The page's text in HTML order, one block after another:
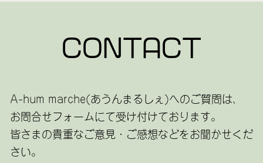
CONTACT
A-hum marche(あうんまるしぇ)へのご質問は、
お問合せフォームにて受け付けております。
皆さまの貴重なご意見・ご感想などをお聞かせくだ
さい。